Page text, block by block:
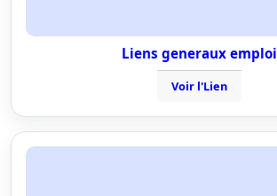
Liens generaux emploi
Voir l'Lien